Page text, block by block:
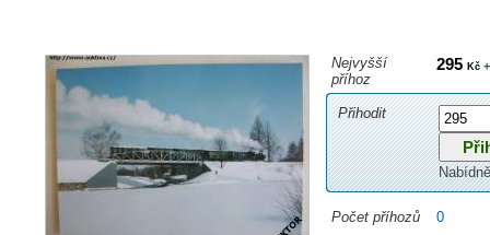
Nejvyšší
příhoz
295 Kč+
Přihodit
Počet příhozů
0